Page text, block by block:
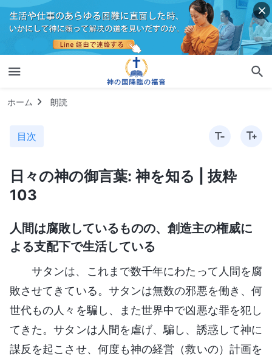
ホーム 朗読
目次
日々の神の御言葉: 神を知る | 抜粋
103
人間は腐敗しているものの、創造主の権威に
よる支配下で生活している
サタンは、これまで数千年にわたって人間を腐
敗させてきている。サタンは無数の邪悪を働き、何
世代もの人々を騙し、また世界中で凶悪な罪を犯し
てきた。サタンは人間を虐げ、騙し、誘惑して神に
謀反を起こさせ、何度も神の経営（救いの）計画を